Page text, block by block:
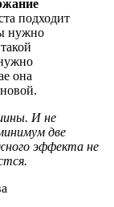
подходит
нужно
она
И не
две
эффекта не